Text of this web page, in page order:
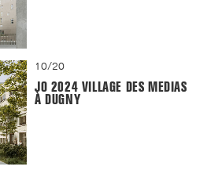
10/20
JO 2024 VILLAGE DES MEDIAS
À DUGNY